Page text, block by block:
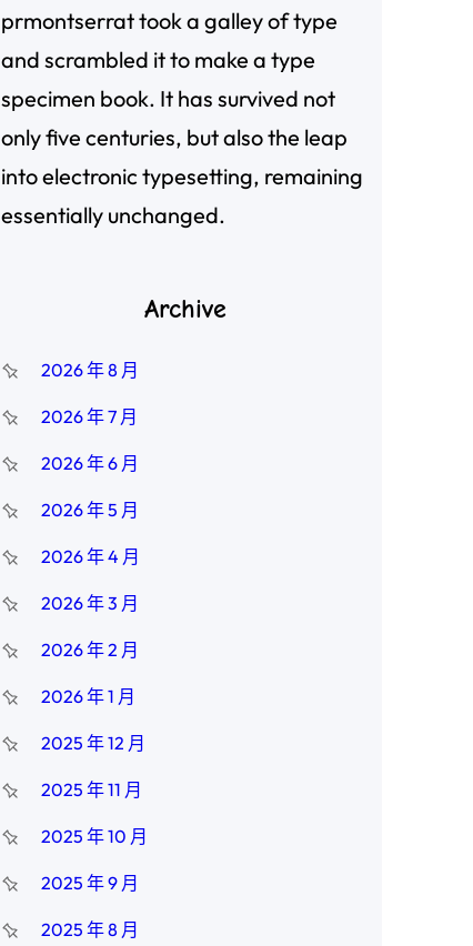
prmontserrat took a galley of type
and scrambled it to make a type
specimen book. It has survived not
only five centuries, but also the leap
into electronic typesetting, remaining
essentially unchanged.
Archive
2026 年 8 月
2026 年 7 月
2026 年 6 月
2026 年 5 月
2026 年 4 月
2026 年 3 月
2026 年 2 月
2026 年 1 月
2025 年 12 月
2025 年 11 月
2025 年 10 月
2025 年 9 月
2025 年 8 月